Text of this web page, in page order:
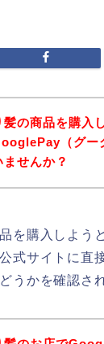
髪の商品を購入
（グー
ませんか？
を購入しよう
式サイトに直
うかを確認さ